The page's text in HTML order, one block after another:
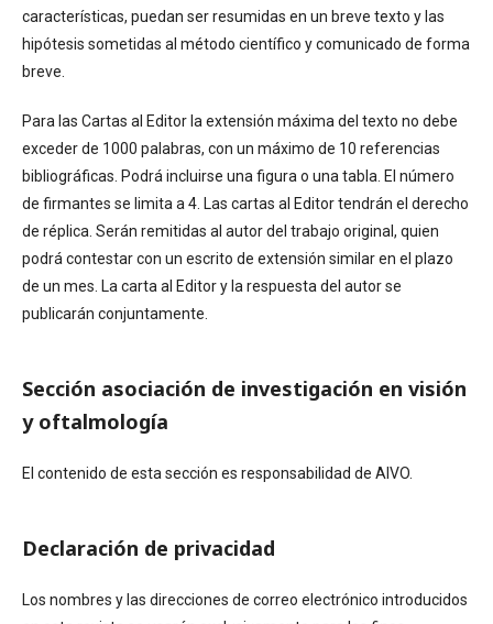
características, puedan ser resumidas en un breve texto y las
hipótesis sometidas al método científico y comunicado de forma
breve.
Para las Cartas al Editor la extensión máxima del texto no debe
exceder de 1000 palabras, con un máximo de 10 referencias
bibliográficas. Podrá incluirse una figura o una tabla. El número
de firmantes se limita a 4. Las cartas al Editor tendrán el derecho
de réplica. Serán remitidas al autor del trabajo original, quien
podrá contestar con un escrito de extensión similar en el plazo
de un mes. La carta al Editor y la respuesta del autor se
publicarán conjuntamente.
Sección asociación de investigación en visión
y oftalmología
El contenido de esta sección es responsabilidad de AIVO.
Declaración de privacidad
Los nombres y las direcciones de correo electrónico introducidos